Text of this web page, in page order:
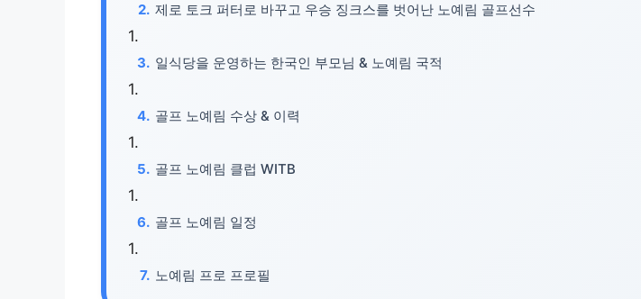
제로 토크 퍼터로 바꾸고 우승 징크스를 벗어난 노예림 골프선수
일식당을 운영하는 한국인 부모님 & 노예림 국적
골프 노예림 수상 & 이력
골프 노예림 클럽 WITB
골프 노예림 일정
노예림 프로 프로필